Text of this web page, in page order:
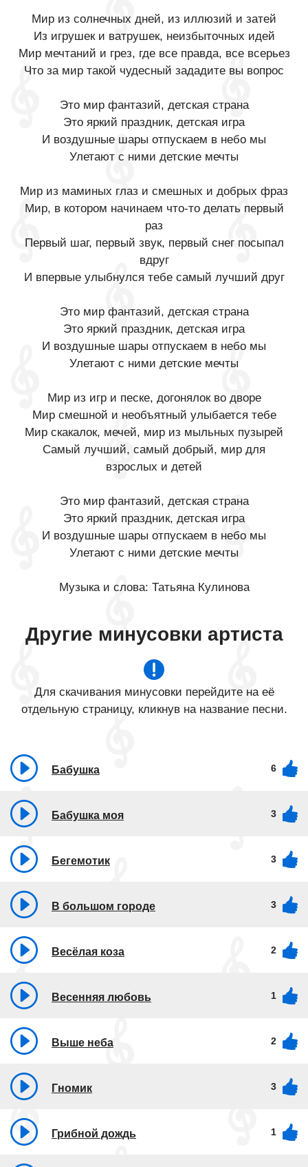
Мир из солнечных дней, из иллюзий и затей
Из игрушек и ватрушек, неизбыточных идей
Мир мечтаний и грез, где все правда, все всерьез
Что за мир такой чудесный зададите вы вопрос
Это мир фантазий, детская страна
Это яркий праздник, детская игра
И воздушные шары отпускаем в небо мы
Улетают с ними детские мечты
Мир из маминых глаз и смешных и добрых фраз
Мир, в котором начинаем что-то делать первый
раз
Первый шаг, первый звук, первый снег посыпал
вдруг
И впервые улыбнулся тебе самый лучший друг
Это мир фантазий, детская страна
Это яркий праздник, детская игра
И воздушные шары отпускаем в небо мы
Улетают с ними детские мечты
Мир из игр и песке, догонялок во дворе
Мир смешной и необъятный улыбается тебе
Мир скакалок, мечей, мир из мыльных пузырей
Самый лучший, самый добрый, мир для
взрослых и детей
Это мир фантазий, детская страна
Это яркий праздник, детская игра
И воздушные шары отпускаем в небо мы
Улетают с ними детские мечты
Музыка и слова: Татьяна Кулинова
Другие минусовки артиста
Для скачивания минусовки перейдите на её
отдельную страницу, кликнув на название песни.
Бабушка 6
Бабушка моя 3
Бегемотик 3
В большом городе 3
Весёлая коза 2
Весенняя любовь 1
Выше неба 2
Гномик 3
Грибной дождь 1